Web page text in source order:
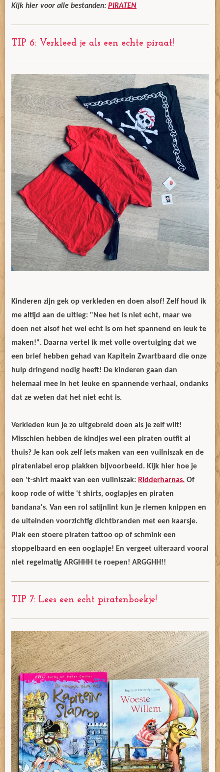
Kijk hier voor alle bestanden: PIRATEN
TIP 6: Verkleed je als een echte piraat!
Kinderen zijn gek op verkleden en doen alsof! Zelf houd ik
me altijd aan de uitleg: "Nee het is niet echt, maar we
doen net alsof het wel echt is om het spannend en leuk te
maken!". Daarna vertel ik met volle overtuiging dat we
een brief hebben gehad van Kapitein Zwartbaard die onze
hulp dringend nodig heeft! De kinderen gaan dan
helemaal mee in het leuke en spannende verhaal, ondanks
dat ze weten dat het niet echt is.
Verkleden kun je zo uitgebreid doen als je zelf wilt!
Misschien hebben de kindjes wel een piraten outfit al
thuis? Je kan ook zelf iets maken van een vuilniszak en de
piratenlabel erop plakken bijvoorbeeld. Kijk hier hoe je
een 't-shirt maakt van een vuilniszak: Ridderharnas. Of
koop rode of witte 't shirts, ooglapjes en piraten
bandana's. Van een rol satijnlint kun je riemen knippen en
de uiteinden voorzichtig dichtbranden met een kaarsje.
Plak een stoere piraten tattoo op of schmink een
stoppelbaard en een ooglapje! En vergeet uiteraard vooral
niet regelmatig ARGHHH te roepen! ARGGHH!!
TIP 7: Lees een echt piratenboekje!